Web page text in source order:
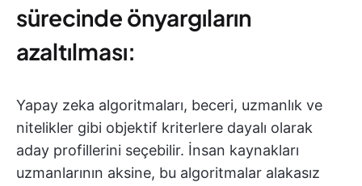
sürecinde önyargıların
azaltılması:
Yapay zeka algoritmaları, beceri, uzmanlık ve
nitelikler gibi objektif kriterlere dayalı olarak
aday profillerini seçebilir. İnsan kaynakları
uzmanlarının aksine, bu algoritmalar alakasız